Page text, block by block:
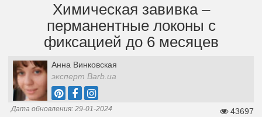
Химическая завивка –
перманентные локоны с
фиксацией до 6 месяцев
Анна Винковская
эксперт Barb.ua
Дата обновления: 29-01-2024 43697